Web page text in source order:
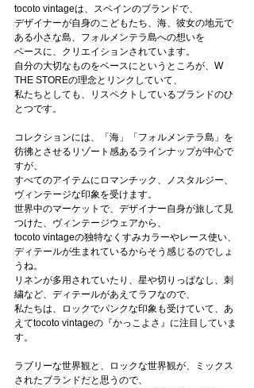
tocoto vintageは、スペインのブランドで、
デザイナーが自身のこどもたち、海、彼女の地元で
ある小さな島、フォルメンテラ島への想いを
ベースに、クリエイションされています。
自分の大切なものをベースにというところが、W
THE STOREの理念とリンクしていて、
私たちとしても、リスペクトしているブランドのひ
とつです。
コレクションには、「海」「フォルメンテラ島」を
彷彿とさせるリゾート感あるラインナップが中心で
すが、
すべてのアイテムにロマンチック、ノスタルジー、
ヴィンテージな印象を受けます。
世界中のマーケットで、デザイナー自身が旅して見
つけた、ヴィンテージウェアから、
tocoto vintageの独特なくすみカラーやレース使い、
ディテールが生まれているからそう感じるのでしょ
うね。
リネンが多用されていたり、星や切りっぱなし、刺
繍など、ディテールがあえてラフなので、
私たちは、ロックでパンクな印象も受けていて、あ
えてtocoto vintageの『かっこよさ』に注目していま
す。
ラブリーな世界観と、ロックな世界観が、ミックス
されたブランドだと思うので、